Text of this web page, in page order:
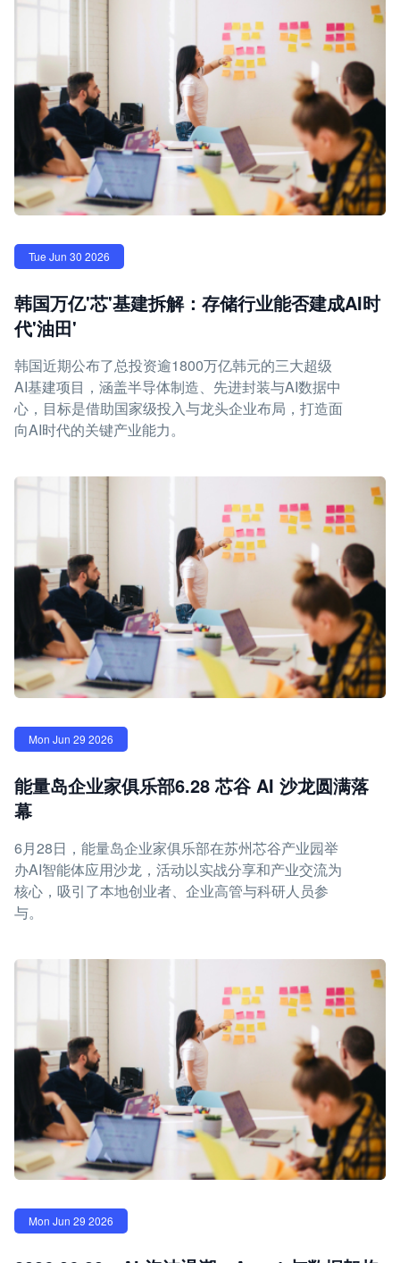
Tue Jun 30 2026
韩国万亿'芯'基建拆解：存储行业能否建成AI时
代'油田'
韩国近期公布了总投资逾1800万亿韩元的三大超级
AI基建项目，涵盖半导体制造、先进封装与AI数据中
心，目标是借助国家级投入与龙头企业布局，打造面
向AI时代的关键产业能力。
Mon Jun 29 2026
能量岛企业家俱乐部6.28 芯谷 AI 沙龙圆满落
幕
6月28日，能量岛企业家俱乐部在苏州芯谷产业园举
办AI智能体应用沙龙，活动以实战分享和产业交流为
核心，吸引了本地创业者、企业高管与科研人员参
与。
Mon Jun 29 2026